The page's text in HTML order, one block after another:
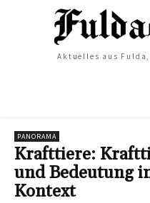
Aktuelles aus
PANORAMA
Krafttiere:
und Bedeutung
Kontext